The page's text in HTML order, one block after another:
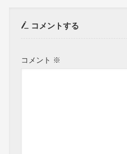
コメントする
コメント ※